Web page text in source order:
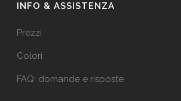
INFO & ASSISTENZA
Prezzi
Colori
FAQ: domande e risposte